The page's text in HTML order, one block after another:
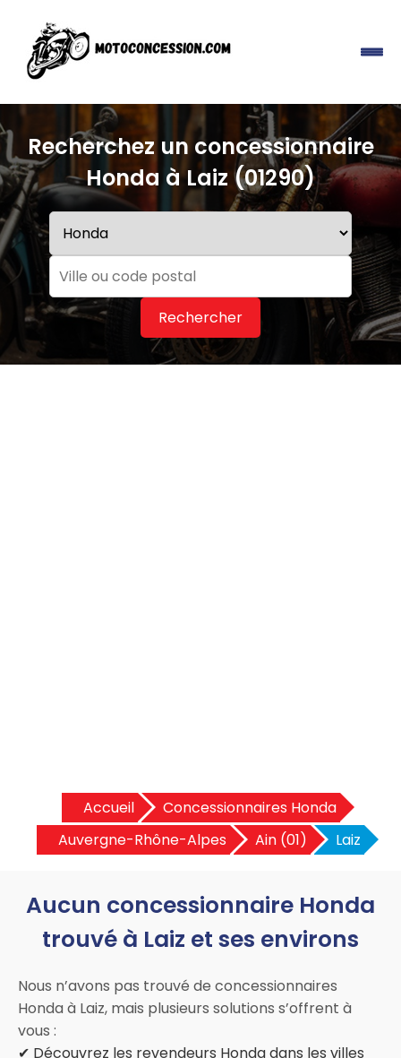
Recherchez un concessionnaire
Honda à Laiz (01290)
Rechercher
Accueil
Concessionnaires Honda
Auvergne-Rhône-Alpes
Ain (01) Laiz
Aucun concessionnaire Honda
trouvé à Laiz et ses environs
Nous n’avons pas trouvé de concessionnaires
Honda à Laiz, mais plusieurs solutions s’offrent à
vous :
✔ Découvrez les revendeurs Honda dans les villes